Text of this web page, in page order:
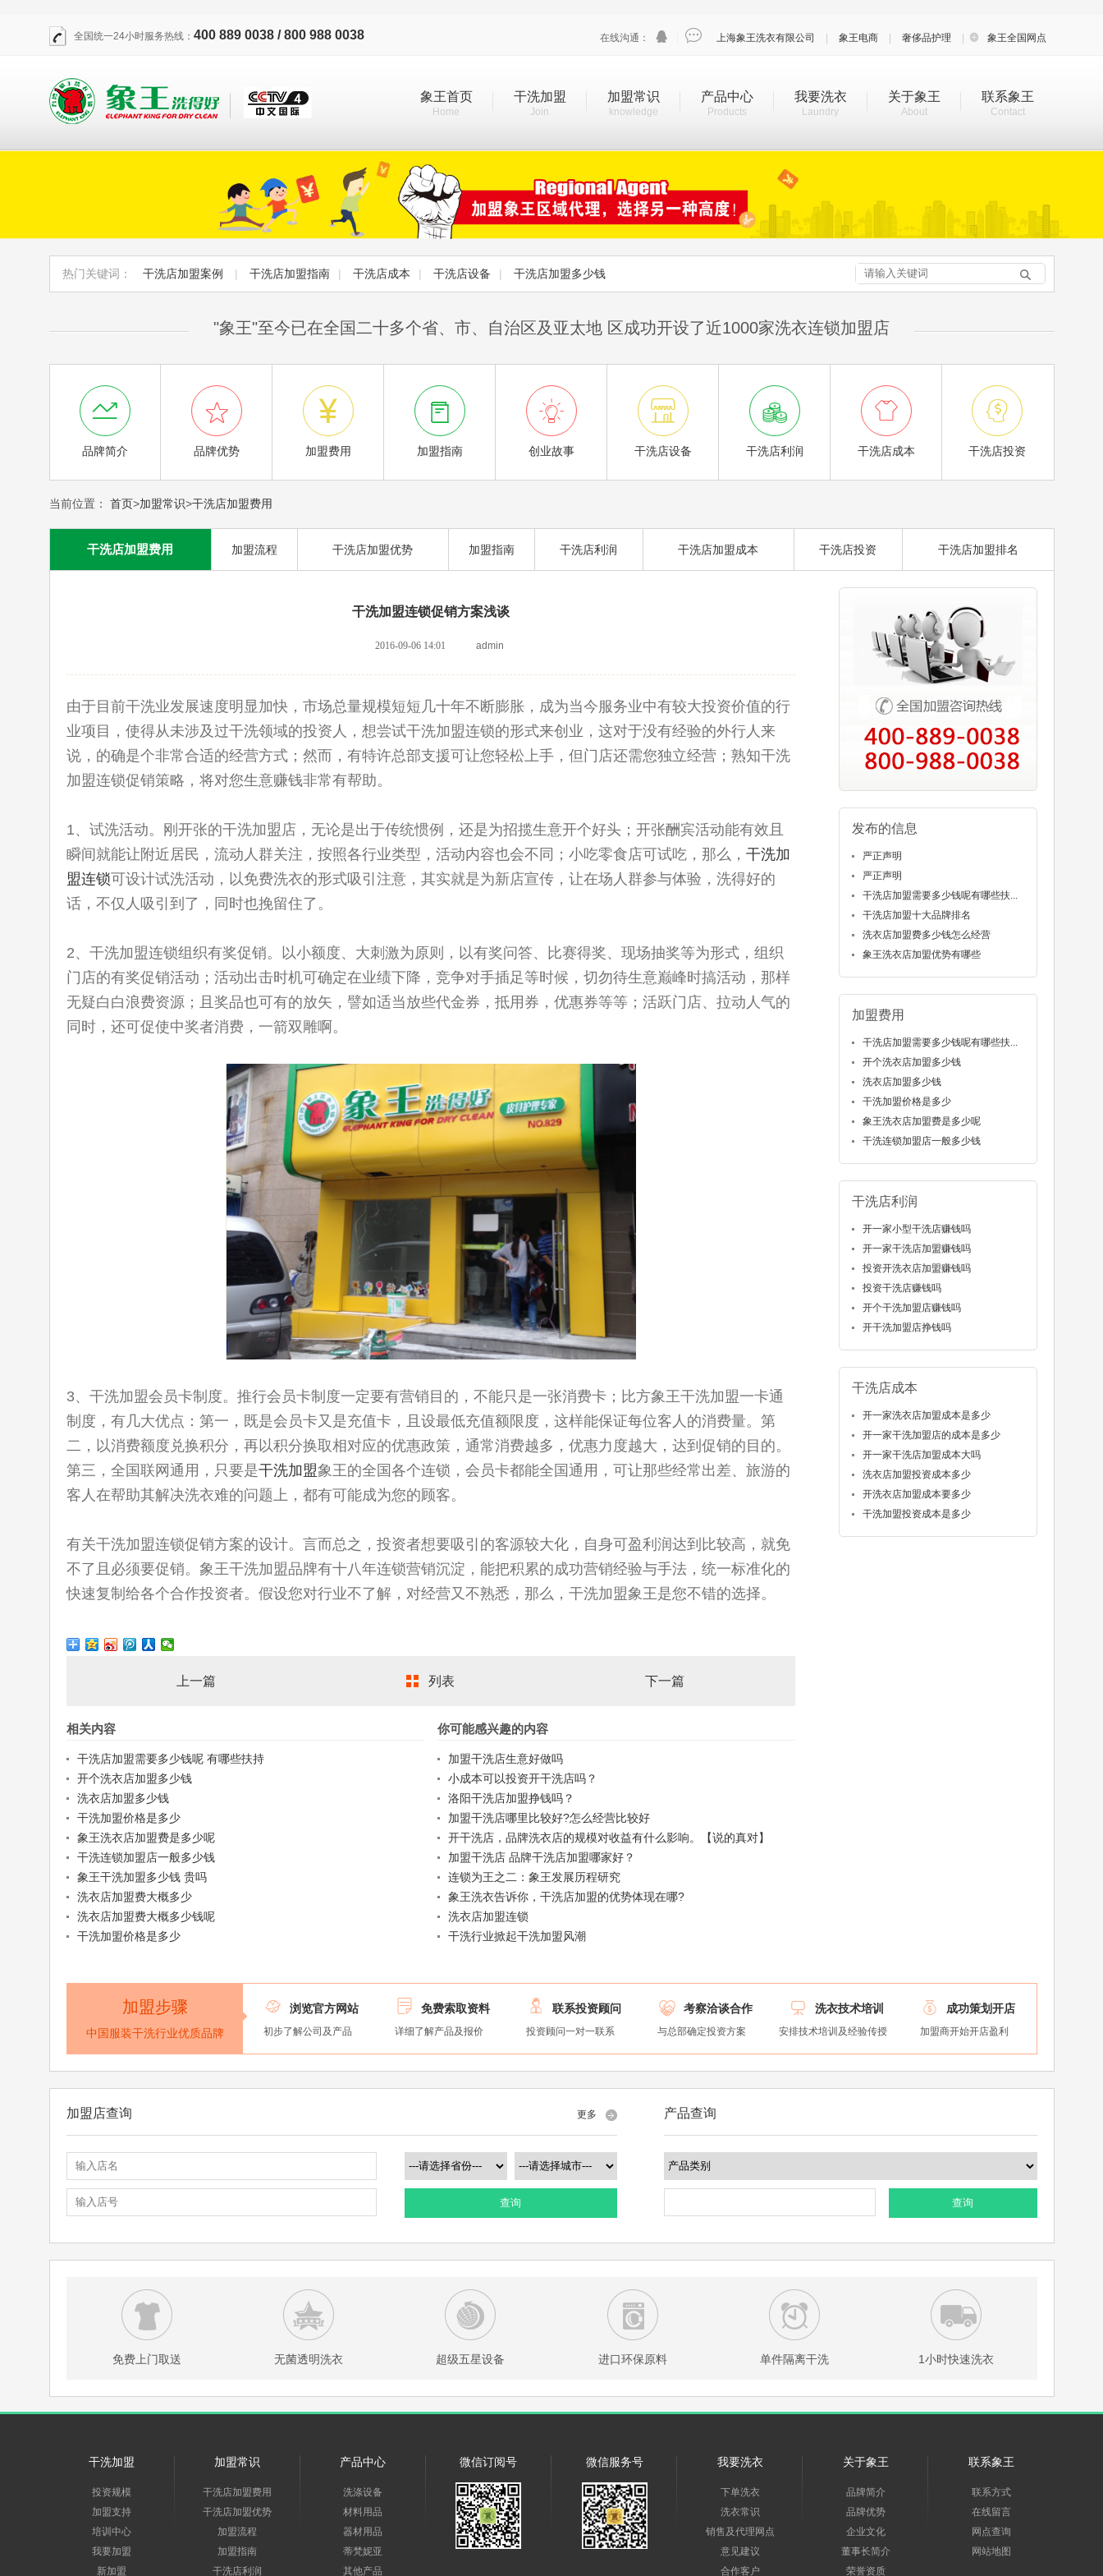
全国统一24小时服务热线： 400 889 0038 / 800 988 0038 在线沟通：   上海象王洗衣有限公司 象王电商 奢侈品护理  象王全国网点
象王首页
Home
干洗加盟
Join
加盟常识
knowledge
产品中心
Products
我要洗衣
Laundry
关于象王
About
联系象王
Contact
热门关键词： 干洗店加盟案例 | 干洗店加盟指南 | 干洗店成本 | 干洗店设备 | 干洗店加盟多少钱 
"象王"至今已在全国二十多个省、市、自治区及亚太地 区成功开设了近1000家洗衣连锁加盟店

品牌简介

品牌优势

加盟费用

加盟指南

创业故事

干洗店设备

干洗店利润

干洗店成本

干洗店投资
当前位置： 首页>加盟常识>干洗店加盟费用
干洗店加盟费用 加盟流程 干洗店加盟优势 加盟指南 干洗店利润 干洗店加盟成本 干洗店投资 干洗店加盟排名
干洗加盟连锁促销方案浅谈
2016-09-06 14:01 admin
由于目前干洗业发展速度明显加快，市场总量规模短短几十年不断膨胀，成为当今服务业中有较大投资价值的行
业项目，使得从未涉及过干洗领域的投资人，想尝试干洗加盟连锁的形式来创业，这对于没有经验的外行人来
说，的确是个非常合适的经营方式；然而，有特许总部支援可让您轻松上手，但门店还需您独立经营；熟知干洗
加盟连锁促销策略，将对您生意赚钱非常有帮助。
1、试洗活动。刚开张的干洗加盟店，无论是出于传统惯例，还是为招揽生意开个好头；开张酬宾活动能有效且
瞬间就能让附近居民，流动人群关注，按照各行业类型，活动内容也会不同；小吃零食店可试吃，那么， 干洗加
盟连锁可设计试洗活动，以免费洗衣的形式吸引注意，其实就是为新店宣传，让在场人群参与体验，洗得好的
话，不仅人吸引到了，同时也挽留住了。
2、干洗加盟连锁组织有奖促销。以小额度、大刺激为原则，以有奖问答、比赛得奖、现场抽奖等为形式，组织
门店的有奖促销活动；活动出击时机可确定在业绩下降，竞争对手插足等时候，切勿待生意巅峰时搞活动，那样
无疑白白浪费资源；且奖品也可有的放矢，譬如适当放些代金券，抵用券，优惠券等等；活跃门店、拉动人气的
同时，还可促使中奖者消费，一箭双雕啊。
3、干洗加盟会员卡制度。推行会员卡制度一定要有营销目的，不能只是一张消费卡；比方象王干洗加盟一卡通
制度，有几大优点：第一，既是会员卡又是充值卡，且设最低充值额限度，这样能保证每位客人的消费量。第
二，以消费额度兑换积分，再以积分换取相对应的优惠政策，通常消费越多，优惠力度越大，达到促销的目的。
第三，全国联网通用，只要是干洗加盟象王的全国各个连锁，会员卡都能全国通用，可让那些经常出差、旅游的
客人在帮助其解决洗衣难的问题上，都有可能成为您的顾客。
有关干洗加盟连锁促销方案的设计。言而总之，投资者想要吸引的客源较大化，自身可盈利润达到比较高，就免
不了且必须要促销。象王干洗加盟品牌有十八年连锁营销沉淀，能把积累的成功营销经验与手法，统一标准化的
快速复制给各个合作投资者。假设您对行业不了解，对经营又不熟悉，那么，干洗加盟象王是您不错的选择。
上一篇 列表 下一篇
相关内容
干洗店加盟需要多少钱呢 有哪些扶持
开个洗衣店加盟多少钱
洗衣店加盟多少钱
干洗加盟价格是多少
象王洗衣店加盟费是多少呢
干洗连锁加盟店一般多少钱
象王干洗加盟多少钱 贵吗
洗衣店加盟费大概多少
洗衣店加盟费大概多少钱呢
干洗加盟价格是多少
你可能感兴趣的内容
加盟干洗店生意好做吗
小成本可以投资开干洗店吗？
洛阳干洗店加盟挣钱吗？
加盟干洗店哪里比较好?怎么经营比较好
开干洗店，品牌洗衣店的规模对收益有什么影响。【说的真对】
加盟干洗店 品牌干洗店加盟哪家好？
连锁为王之二：象王发展历程研究
象王洗衣告诉你，干洗店加盟的优势体现在哪?
洗衣店加盟连锁
干洗行业掀起干洗加盟风潮
发布的信息
严正声明
严正声明
干洗店加盟需要多少钱呢有哪些扶...
干洗店加盟十大品牌排名
洗衣店加盟费多少钱怎么经营
象王洗衣店加盟优势有哪些
加盟费用
干洗店加盟需要多少钱呢有哪些扶...
开个洗衣店加盟多少钱
洗衣店加盟多少钱
干洗加盟价格是多少
象王洗衣店加盟费是多少呢
干洗连锁加盟店一般多少钱
干洗店利润
开一家小型干洗店赚钱吗
开一家干洗店加盟赚钱吗
投资开洗衣店加盟赚钱吗
投资干洗店赚钱吗
开个干洗加盟店赚钱吗
开干洗加盟店挣钱吗
干洗店成本
开一家洗衣店加盟成本是多少
开一家干洗加盟店的成本是多少
开一家干洗店加盟成本大吗
洗衣店加盟投资成本多少
开洗衣店加盟成本要多少
干洗加盟投资成本是多少
加盟步骤
中国服装干洗行业优质品牌
 浏览官方网站
初步了解公司及产品
 免费索取资料
详细了解产品及报价
 联系投资顾问
投资顾问一对一联系
 考察洽谈合作
与总部确定投资方案
 洗衣技术培训
安排技术培训及经验传授
 成功策划开店
加盟商开始开店盈利
加盟店查询 更多
查询
产品查询
查询
免费上门取送 无菌透明洗衣 超级五星设备 进口环保原料 单件隔离干洗 1小时快速洗衣
干洗加盟
投资规模
加盟支持
培训中心
我要加盟
新加盟
加盟常识
干洗店加盟费用
干洗店加盟优势
加盟流程
加盟指南
干洗店利润
产品中心
洗涤设备
材料用品
器材用品
蒂梵妮亚
其他产品
微信订阅号 微信服务号 我要洗衣
下单洗衣
洗衣常识
销售及代理网点
意见建议
合作客户
关于象王
品牌简介
品牌优势
企业文化
董事长简介
荣誉资质
联系象王
联系方式
在线留言
网点查询
网站地图